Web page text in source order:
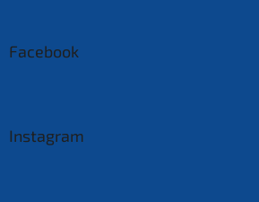
Facebook
Instagram